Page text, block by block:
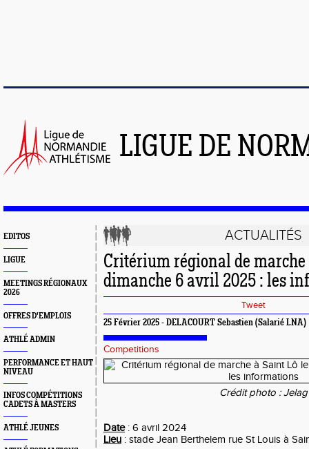
LIGUE DE
EDITOS
LIGUE
MEETINGS RÉGIONAUX
2026
OFFRES D'EMPLOIS
ATHLÉ ADMIN
PERFORMANCE ET HAUT
NIVEAU
INFOS COMPÉTITIONS
CADETS À MASTERS
ATHLÉ JEUNES
ACTUALITÉS
Critérium régional de marche
dimanche 6 avril 2025 : les
Tweet
25 Février 2025 - DELACOURT Sebastien (Salarié LNA)
Competitions
Crédit photo : Jelag
Date: 6 avril 2024
Lieu : stade Jean Berthelem rue St Louis à